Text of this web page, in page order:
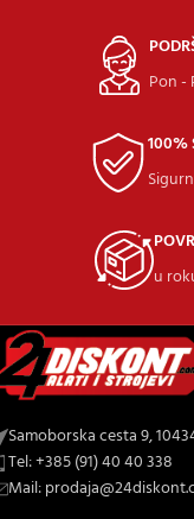
Pon -
100%
u
Samoborska cesta 9,
Tel: +385 (91) 40 40 338
Mail: